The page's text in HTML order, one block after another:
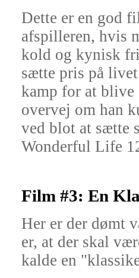
Dette er en god
afspilleren, hvis
kold og kynisk
sætte pris på
kamp for at blive
overvej om han
ved blot at sætte
Wonderful Life
Film #3: En
Her er der dømt
er, at der skal
kalde en